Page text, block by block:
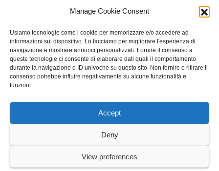
Manage Cookie Consent
Usiamo tecnologie come i cookie per memorizzare e/o accedere ad
informazioni sul dispositivo. Lo facciamo per migliorare l'esperienza di
navigazione e mostrare annunci personalizzati. Fornire il consenso a
queste tecnologie ci consente di elaborare dati quali il comportamento
durante la navigazione o ID univoche su questo sito. Non fornire o ritirare il
consenso potrebbe influire negativamente su alcune funzionalità e
funzioni.
Accept
Deny
View preferences
Proudly powered by WordPress|Tema: Newspaperex di
Scienzastudio specialistico bracciano